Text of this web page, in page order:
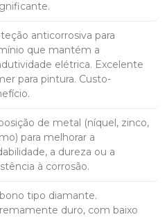
anticorrosiva para
que mantém a
elétrica. Excelente
para pintura. Custo-
de metal (níquel, zinco,
para melhorar a
a dureza ou a
à corrosão.
tipo diamante.
duro, com baixo